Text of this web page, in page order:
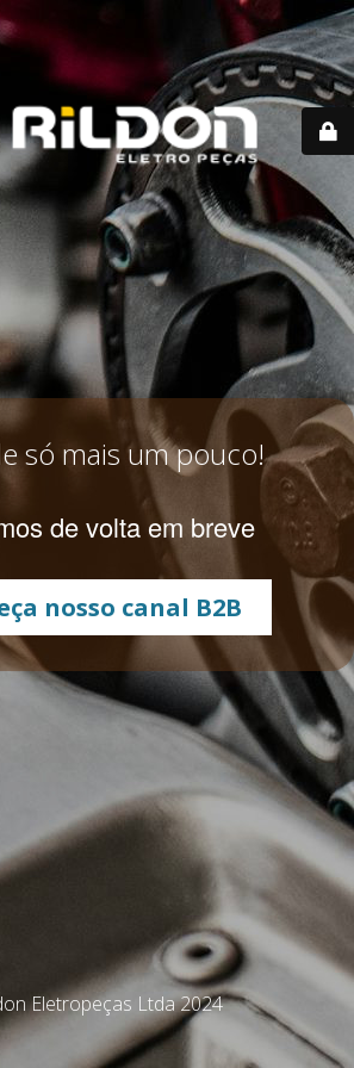
só mais um pouco!
de volta em breve
nosso canal B2B
Eletropeças Ltda 2024